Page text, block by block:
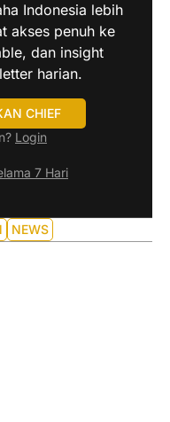
Indonesia lebih
akses penuh ke
dan insight
harian.
CHIEF
Login
7 Hari
NEWS